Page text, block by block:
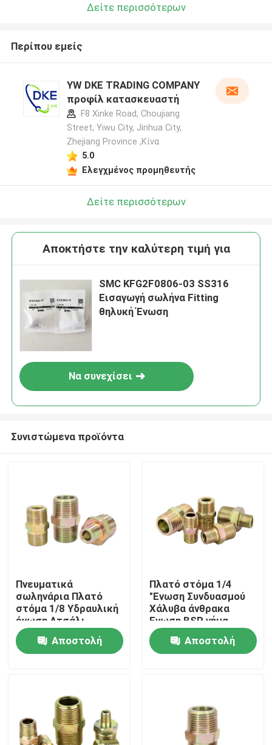
Προϊόντα
Βίντεο
Δείτε περισσότερων
Περίπου εμείς
YW DKE TRADING COMPANY
προφίλ κατασκευαστή
F8 Xinke Road, Choujiang
Street, Yiwu City, Jinhua City,
Zhejiang Province ,Κίνα
5.0
Ελεγχμένος προμηθευτής
Δείτε περισσότερων
Αποκτήστε την καλύτερη τιμή για
SMC KFG2F0806-03 SS316
Εισαγωγή σωλήνα Fitting
θηλυκή Ένωση
Να συνεχίσει
Συνιστώμενα προϊόντα
Πνευματικά
σωληνάρια Πλατό
στόμα 1/8 Υδραυλική
ένωση Ατσάλι
άνθρακα υψηλής
πίεσης Αποστολή
Πλατό στόμα 1/4
"Ενωση Συνδυασμού
Χάλυβα άνθρακα
Ενωση BSP νήμα
μειώνοντας Ενωση
σωλήνα τοποθέτηση
Αποστολή